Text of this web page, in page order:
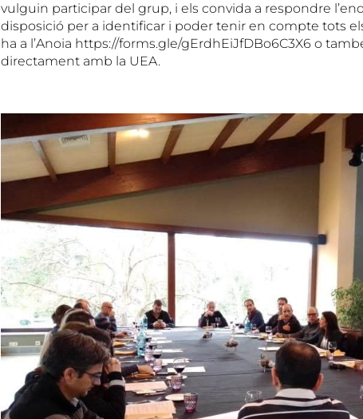
vulguin participar del grup, i els convida a respondre
disposició per a identificar i poder tenir en compte tots
ha a l’Anoia https://forms.gle/gErdhEiJfDBo6C3X6 o
directament amb la UEA.